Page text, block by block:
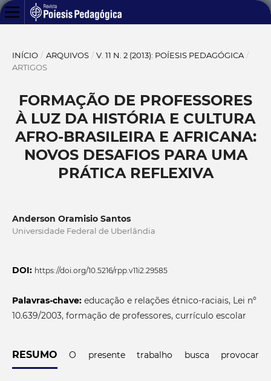
INÍCIO / ARQUIVOS / V. 11 N. 2 (2013): POÍESIS PEDAGÓGICA /
ARTIGOS
FORMAÇÃO DE PROFESSORES
À LUZ DA HISTÓRIA E CULTURA
AFRO-BRASILEIRA E AFRICANA:
NOVOS DESAFIOS PARA UMA
PRÁTICA REFLEXIVA
Anderson Oramisio Santos
Universidade Federal de Uberlândia
DOI: https://doi.org/10.5216/rpp.v11i2.29585
Palavras-chave: educação e relações étnico-raciais, Lei nº
10.639/2003, formação de professores, currículo escolar
RESUMO O presente trabalho busca provocar